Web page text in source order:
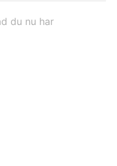
du nu har